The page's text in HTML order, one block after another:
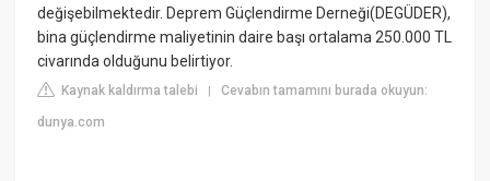
değişebilmektedir. Deprem Güçlendirme Derneği(DEGÜDER),
bina güçlendirme maliyetinin daire başı ortalama 250.000 TL
civarında olduğunu belirtiyor.
Kaynak kaldırma talebi |Cevabın tamamını burada okuyun:
dunya.com